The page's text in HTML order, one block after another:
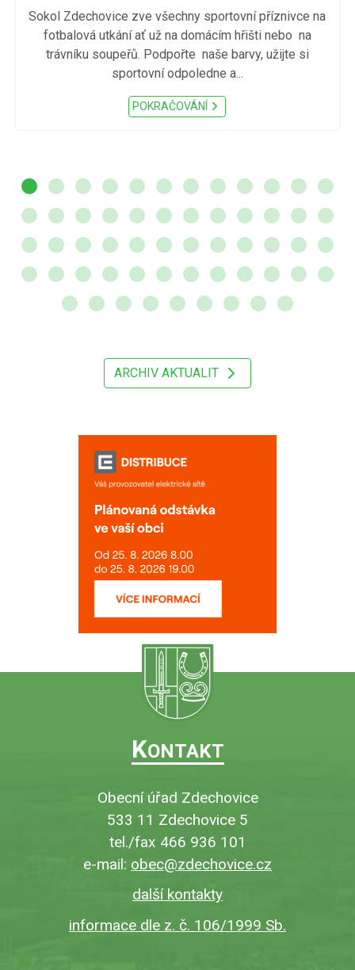
Sokol Zdechovice zve všechny sportovní příznivce na
fotbalová utkání ať už na domácím hřišti nebo na
trávníku soupeřů. Podpořte naše barvy, užijte si
sportovní odpoledne a...
POKRAČOVÁNÍ
ARCHIV AKTUALIT
KONTAKT
Obecní úřad Zdechovice
533 11 Zdechovice 5
tel./fax 466 936 101
e-mail: obec@zdechovice.cz
další kontakty
informace dle z. č. 106/1999 Sb.